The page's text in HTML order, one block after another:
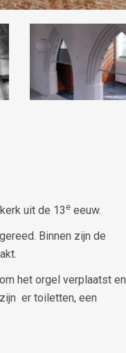
uit de 13 e eeuw.
Binnen zijn de
het orgel verplaatst en
er toiletten, een